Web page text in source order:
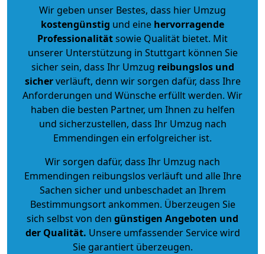
Wir geben unser Bestes, dass hier Umzug
kostengünstig und eine hervorragende
Professionalitätsowie Qualität bietet. Mit
unserer Unterstützung in Stuttgart können Sie
sicher sein, dass Ihr Umzug reibungslos und
sicherverläuft, denn wir sorgen dafür, dass Ihre
Anforderungen und Wünsche erfüllt werden. Wir
haben die besten Partner, um Ihnen zu helfen
und sicherzustellen, dass Ihr Umzug nach
Emmendingen ein erfolgreicher ist.
Wir sorgen dafür, dass Ihr Umzug nach
Emmendingen reibungslos verläuft und alle Ihre
Sachen sicher und unbeschadet an Ihrem
Bestimmungsort ankommen. Überzeugen Sie
sich selbst von den günstigen Angeboten und
der Qualität. Unsere umfassender Service wird
Sie garantiert überzeugen.